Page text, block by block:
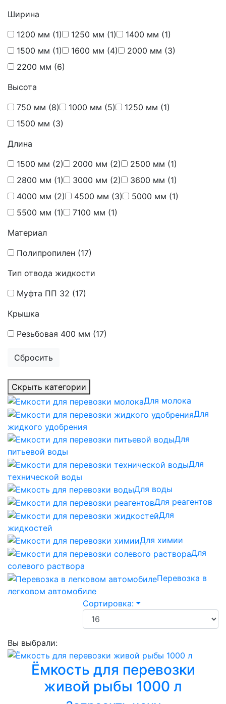
Ширина
1200 мм (1) 1250 мм (1) 1400 мм (1)
1500 мм (1) 1600 мм (4) 2000 мм (3)
2200 мм (6)
Высота
750 мм (8) 1000 мм (5) 1250 мм (1)
1500 мм (3)
Длина
1500 мм (2) 2000 мм (2) 2500 мм (1)
2800 мм (1) 3000 мм (2) 3600 мм (1)
4000 мм (2) 4500 мм (3) 5000 мм (1)
5500 мм (1) 7100 мм (1)
Материал
Полипропилен (17)
Тип отвода жидкости
Муфта ПП 32 (17)
Крышка
Резьбовая 400 мм (17)
Сбросить
Скрыть категории
Для молока
Для
жидкого удобрения
Для
питьевой воды
Для
технической воды
Для воды
Для реагентов
Для
жидкостей
Для химии
Для
солевого раствора
Перевозка в
легковом автомобиле
Сортировка:
Вы выбрали:
Ёмкость для перевозки
живой рыбы 1000 л